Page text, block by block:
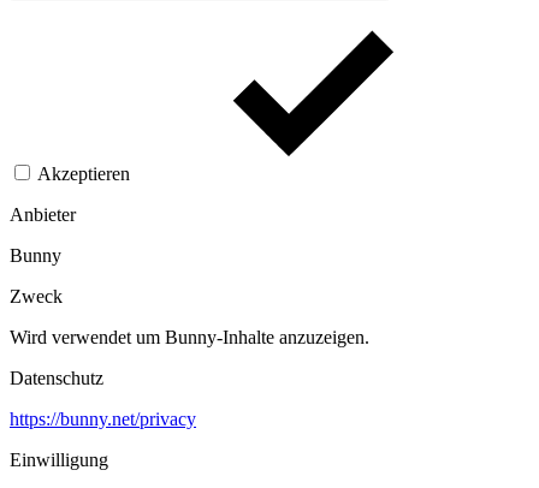
Akzeptieren
Anbieter
Bunny
Zweck
Wird verwendet um Bunny-Inhalte anzuzeigen.​
Datenschutz
https://bunny.net/privacy
Einwilligung